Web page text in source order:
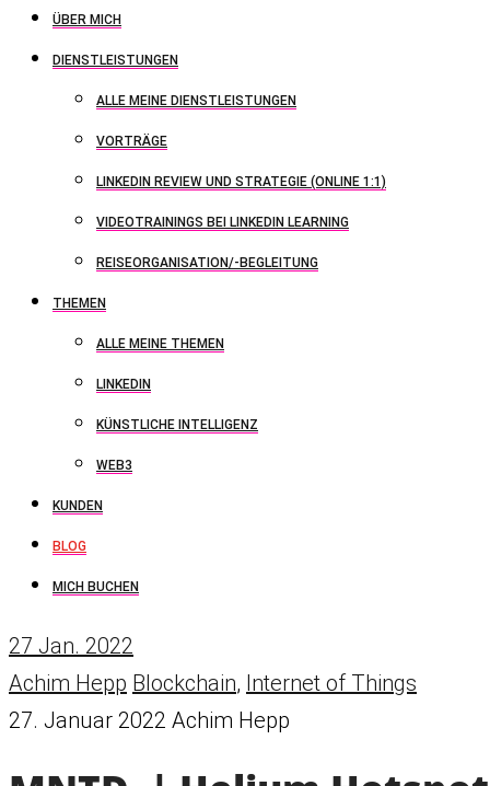
ÜBER MICH
DIENSTLEISTUNGEN
ALLE MEINE DIENSTLEISTUNGEN
VORTRÄGE
LINKEDIN REVIEW UND STRATEGIE (ONLINE 1:1)
VIDEOTRAININGS BEI LINKEDIN LEARNING
REISEORGANISATION/-BEGLEITUNG
THEMEN
ALLE MEINE THEMEN
LINKEDIN
KÜNSTLICHE INTELLIGENZ
WEB3
KUNDEN
BLOG
MICH BUCHEN
27 Jan. 2022
Achim Hepp Blockchain, Internet of Things
27. Januar 2022 Achim Hepp